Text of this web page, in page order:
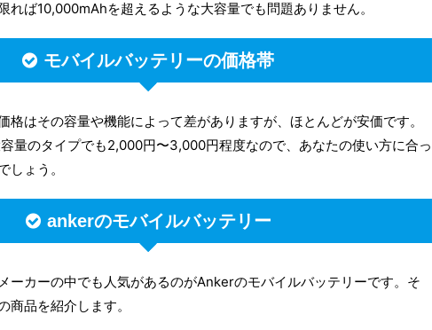
れば10,000mAhを超えるような大容量でも問題ありません。
モバイルバッテリーの価格帯
格はその容量や機能によって差がありますが、ほとんどが安価です。
量のタイプでも2,000円〜3,000円程度なので、あなたの使い方に合っ
しょう。
ankerのモバイルバッテリー
ーカーの中でも人気があるのがAnkerのモバイルバッテリーです。そ
商品を紹介します。